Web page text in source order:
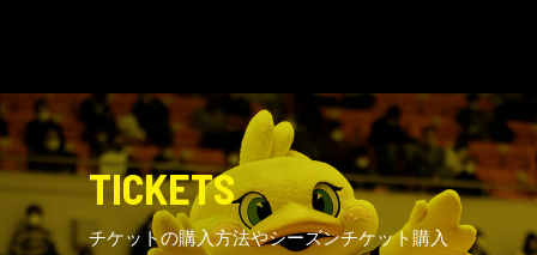
TICKETS
チケットの購入方法やシーズンチケット購入